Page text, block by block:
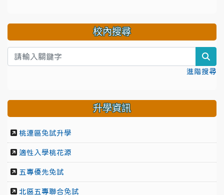
校內搜尋
進階搜尋
升學資訊
桃連區免試升學
適性入學桃花源
五專優先免試
北區五專聯合免試